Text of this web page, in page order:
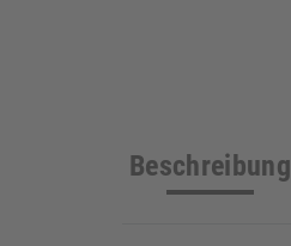
Beschreibung